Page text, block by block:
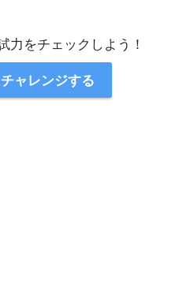
力をチェックしよう！
ャレンジする